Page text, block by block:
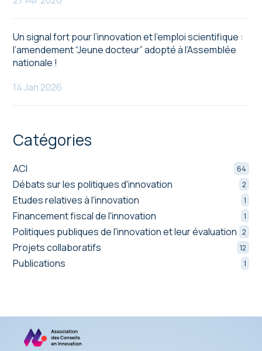
Un signal fort pour l’innovation et l’emploi scientifique :
l’amendement “Jeune docteur” adopté à l’Assemblée
nationale !
14 Jan 2026
Catégories
ACI 64
Débats sur les politiques d'innovation 2
Etudes relatives à l'innovation 1
Financement fiscal de l'innovation 1
Politiques publiques de l'innovation et leur évaluation 2
Projets collaboratifs 12
Publications 1